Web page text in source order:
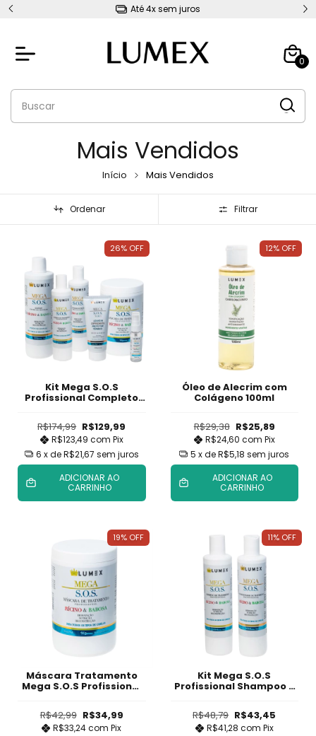
Brinde no carrinhoooooo!!!
0
Mais Vendidos
Início Mais Vendidos
Ordenar Filtrar
26% OFF
Kit Mega S.O.S
Profissional Completo
R$174,99 R$129,99
R$123,49 com Pix
6 x deR$21,67 sem juros
ADICIONAR AO
CARRINHO
12% OFF
Óleo de Alecrim com
Colágeno 100ml
R$29,38 R$25,89
R$24,60 com Pix
5 x deR$5,18 sem juros
ADICIONAR AO
CARRINHO
19% OFF
Máscara Tratamento
Mega S.O.S Profissional
R$42,99 R$34,99
R$33,24com Pix
11% OFF
Kit Mega S.O.S
Profissional Shampoo e
R$48,79 R$43,45
R$41,28 com Pix